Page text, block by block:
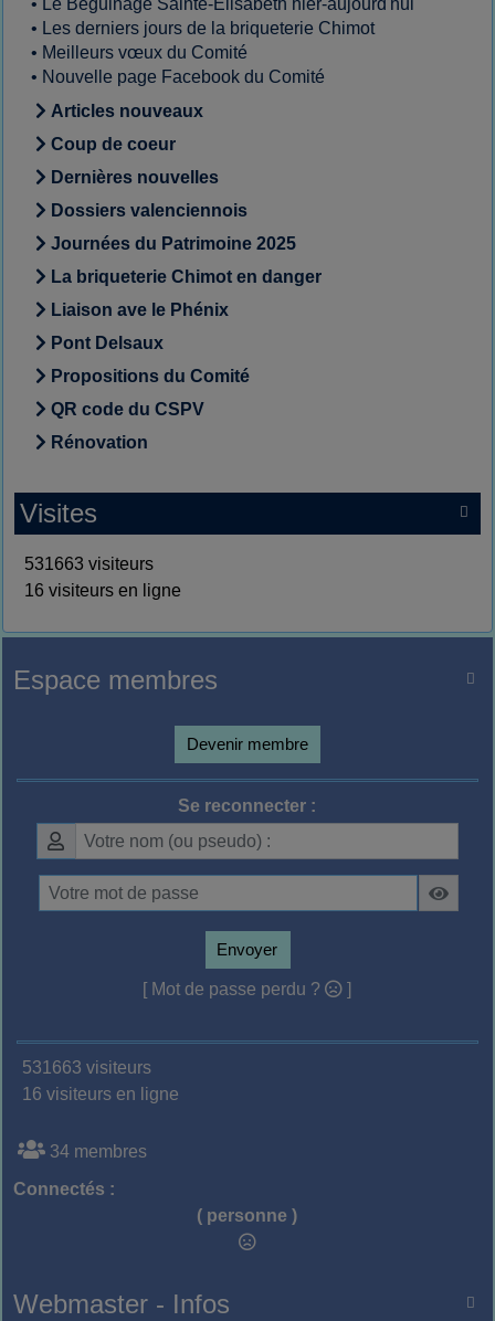
• Les derniers jours de la briqueterie Chimot
• Meilleurs vœux du Comité
• Nouvelle page Facebook du Comité
Articles nouveaux
Coup de coeur
Dernières nouvelles
Dossiers valenciennois
Journées du Patrimoine 2025
La briqueterie Chimot en danger
Liaison ave le Phénix
Pont Delsaux
Propositions du Comité
QR code du CSPV
Rénovation

Visites
531663 visiteurs
16 visiteurs en ligne

Espace membres
Devenir membre
Se reconnecter :
Envoyer
[ Mot de passe perdu ? ]
531663 visiteurs
16 visiteurs en ligne
34 membres
Connectés :
( personne )

Webmaster - Infos